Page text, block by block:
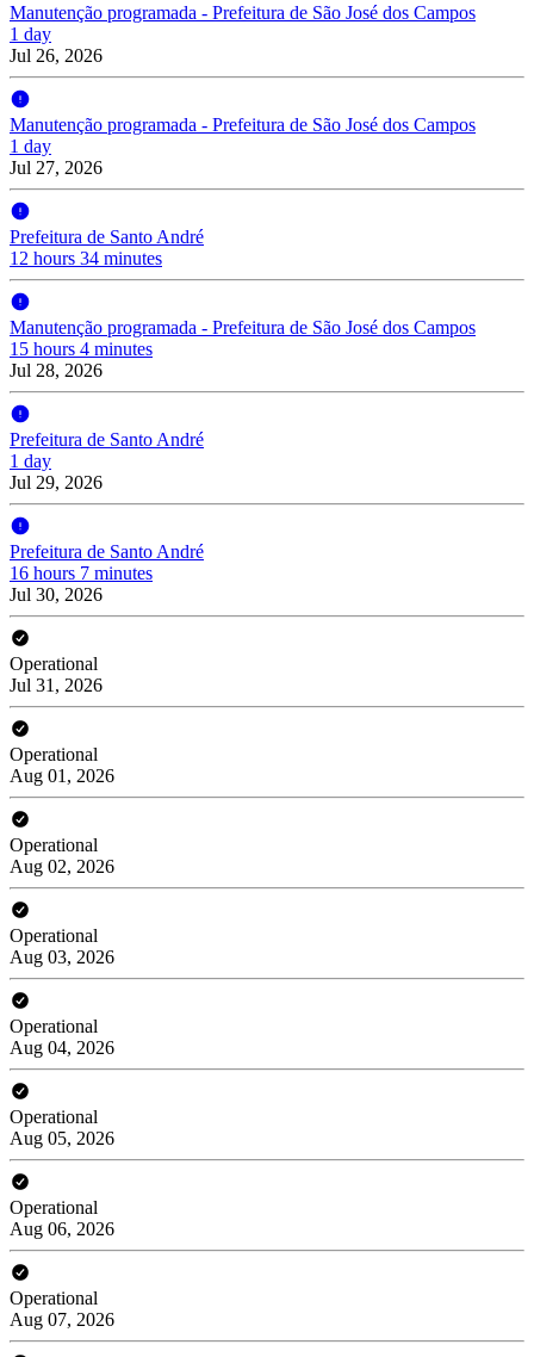
Manutenção programada - Prefeitura de São José dos Campos
1 day
Jul 26, 2026
Manutenção programada - Prefeitura de São José dos Campos
1 day
Jul 27, 2026
Prefeitura de Santo André
12 hours 34 minutes
Manutenção programada - Prefeitura de São José dos Campos
15 hours 4 minutes
Jul 28, 2026
Prefeitura de Santo André
1 day
Jul 29, 2026
Prefeitura de Santo André
16 hours 7 minutes
Jul 30, 2026
Operational
Jul 31, 2026
Operational
Aug 01, 2026
Operational
Aug 02, 2026
Operational
Aug 03, 2026
Operational
Aug 04, 2026
Operational
Aug 05, 2026
Operational
Aug 06, 2026
Operational
Aug 07, 2026